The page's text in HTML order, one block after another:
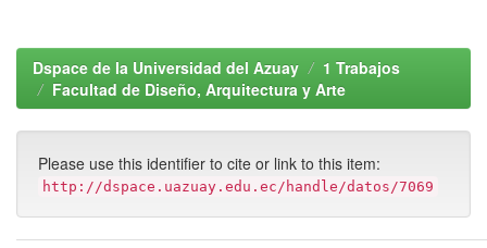
Dspace de la Universidad del Azuay
1 Trabajos
Facultad de Diseño, Arquitectura y Arte
Please use this identifier to cite or link to this item:
http://dspace.uazuay.edu.ec/handle/datos/7069